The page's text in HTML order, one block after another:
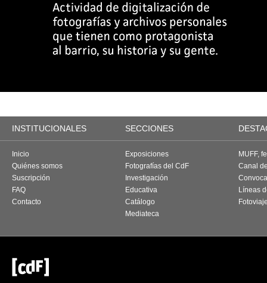
INSTITUCIONALES SECCIONES
Inicio
Quiénes somos
Suscripción
FAQ
Contacto
Exposiciones
Fotografías del CdF
Investigación
Educativa
Catálogo
Mediateca
MUFF,
Canal
Líneas